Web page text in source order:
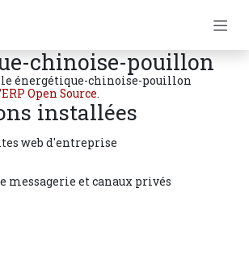
chinoise-pouillon
énergétique-chinoise-pouillon
Open Source.
installées
web d'entreprise
messagerie et canaux privés